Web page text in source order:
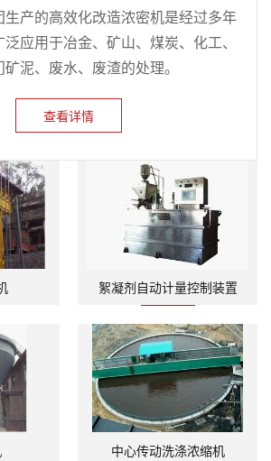
产的高效化改造浓密机是经过多年
应用于冶金、矿山、煤炭、化工、
泥、废水、废渣的处理。
查看详情
絮凝剂自动计量控制装置
中心传动洗涤浓缩机